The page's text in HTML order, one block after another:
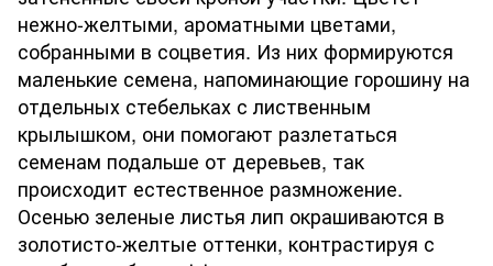
нежно-желтыми, ароматными цветами,
собранными в соцветия. Из них формируются
маленькие семена, напоминающие горошину на
отдельных стебельках с лиственным
крылышком, они помогают разлетаться
семенам подальше от деревьев, так
происходит естественное размножение.
Осенью зеленые листья лип окрашиваются в
золотисто-желтые оттенки, контрастируя с